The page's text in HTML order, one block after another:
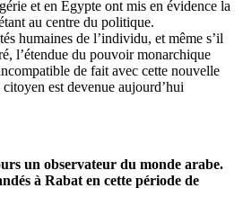
et en Egypte ont mis en évidence la
au centre du politique.
humaines de l’individu, et même s’il
l’étendue du pouvoir monarchique
de fait avec cette nouvelle
est devenue aujourd’hui
un observateur du monde arabe.
à Rabat en cette période de